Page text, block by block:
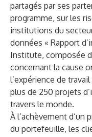
partagés par ses
programme, sur les
institutions du
données « Rapport
Institute, composée
concernant la cause
l’expérience de
plus de 250 projets
travers le monde.
À l’achèvement d’un
du portefeuille, les